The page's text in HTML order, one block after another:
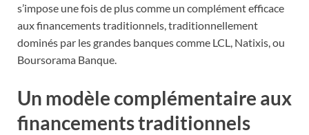
s’impose une fois de plus comme un complément efficace
aux financements traditionnels, traditionnellement
dominés par les grandes banques comme LCL, Natixis, ou
Boursorama Banque.
Un modèle complémentaire aux
financements traditionnels